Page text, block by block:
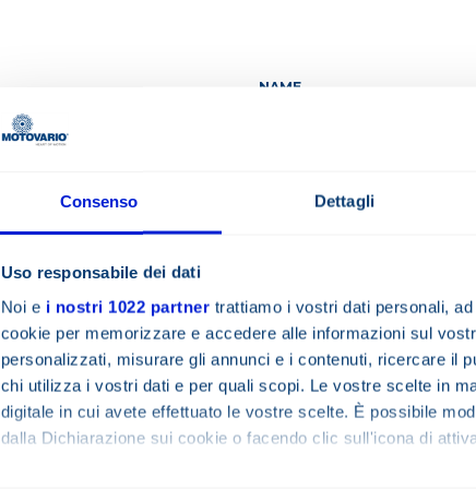
Consenso Dettagli
Uso responsabile dei dati
Noi e i nostri 1022 partner trattiamo i vostri dati personali,
cookie per memorizzare e accedere alle informazioni sul
personalizzati, misurare gli annunci e i contenuti, ricercare il
chi utilizza i vostri dati e per quali scopi. Le vostre scelte in
digitale in cui avete effettuato le vostre scelte. È possibile
dalla Dichiarazione sui cookie o facendo clic sull'icona di
NAME
PROVINCE
COMPANY TYPE